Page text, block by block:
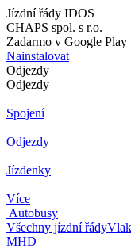
Jízdní řády IDOS
CHAPS spol. s r.o.
Zadarmo v Google Play
Nainstalovat
Odjezdy
Odjezdy
Spojení
Odjezdy
Jízdenky
Více
Autobusy
Všechny jízdní řády
MHD